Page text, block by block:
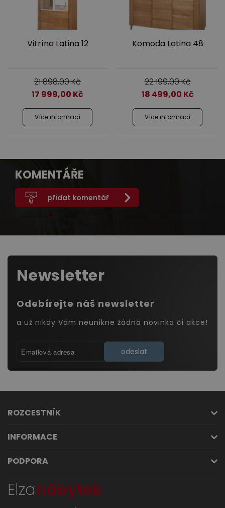
Vitrína Latina 12
21 898,00Kč
17 999,00 Kč
Více informací
Komoda Latina 48
22 199,00Kč
18 499,00 Kč
Více informací
KOMENTÁŘE
přidat komentář
Newsletter
Odebírejte náš newsletter
a už nikdy Vám neunikne žádná novinka či akce!
odeslat
ROZCESTNÍK
INFORMACE
PODPORA
Elzanábytek